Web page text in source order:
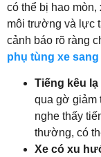
có thể bị hao
môi trường và lực
cảnh báo rõ ràng
phụ tùng xe sang
Tiếng kêu
qua gờ giảm
nghe thấy
thường, có
Xe có xu